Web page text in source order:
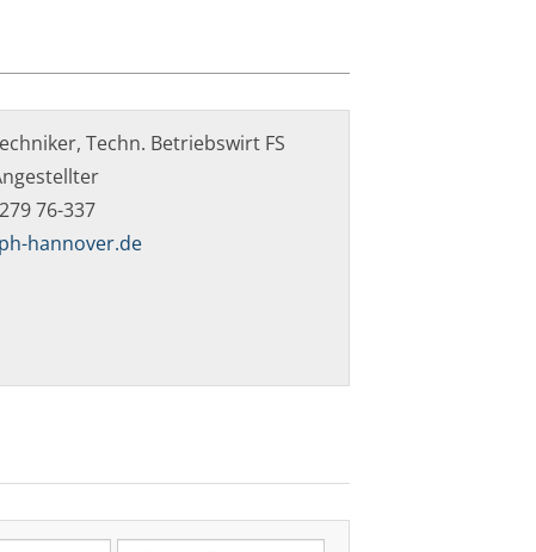
Techn. Betriebswirt FS
76-337
hannover.de